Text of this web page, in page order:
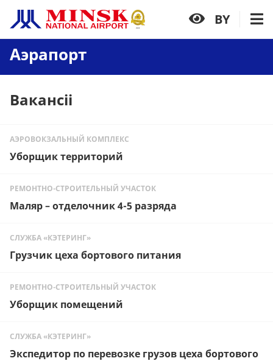
BY
Аэрапорт
Вакансіі
АЭРОВОКЗАЛЬНЫЙ КОМПЛЕКС
Уборщик территорий
РЕМОНТНО-СТРОИТЕЛЬНЫЙ УЧАСТОК
Маляр – отделочник 4-5 разряда
СЛУЖБА «КЭТЕРИНГ»
Грузчик цеха бортового питания
РЕМОНТНО-СТРОИТЕЛЬНЫЙ УЧАСТОК
Уборщик помещений
СЛУЖБА «КЭТЕРИНГ»
Экспедитор по перевозке грузов цеха бортового